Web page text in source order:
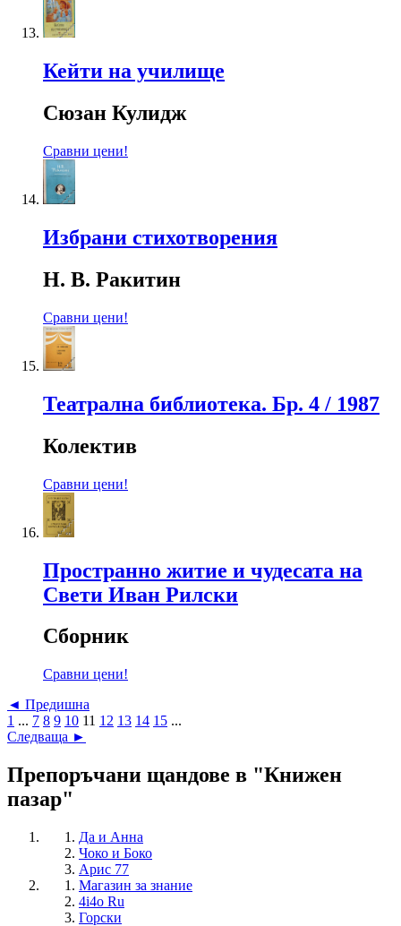
Кейти на училище
Сюзан Кулидж
Сравни цени!
Избрани стихотворения
Н. В. Ракитин
Сравни цени!
Театрална библиотека. Бр. 4 / 1987
Колектив
Сравни цени!
Пространно житие и чудесата на
Свети Иван Рилски
Сборник
Сравни цени!
◄ Предишна
1 ... 7 8 9 10 11 12 13 14 15 ...
Следваща ►
Препоръчани щандове в "Книжен
пазар"
Да и Анна
Чоко и Боко
Арис 77
Магазин за знание
4i4o Ru
Горски